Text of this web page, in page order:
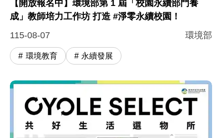
【開放報名中】環境部第 1 屆「校園永續部門養
成」教師培力工作坊 打造 #淨零永續校園！
115-08-07
環境部
環境教育 永續發展